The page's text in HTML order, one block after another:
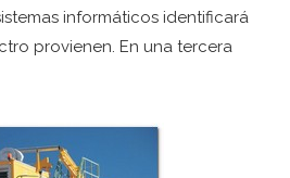
informáticos identificará
provienen. En una tercera